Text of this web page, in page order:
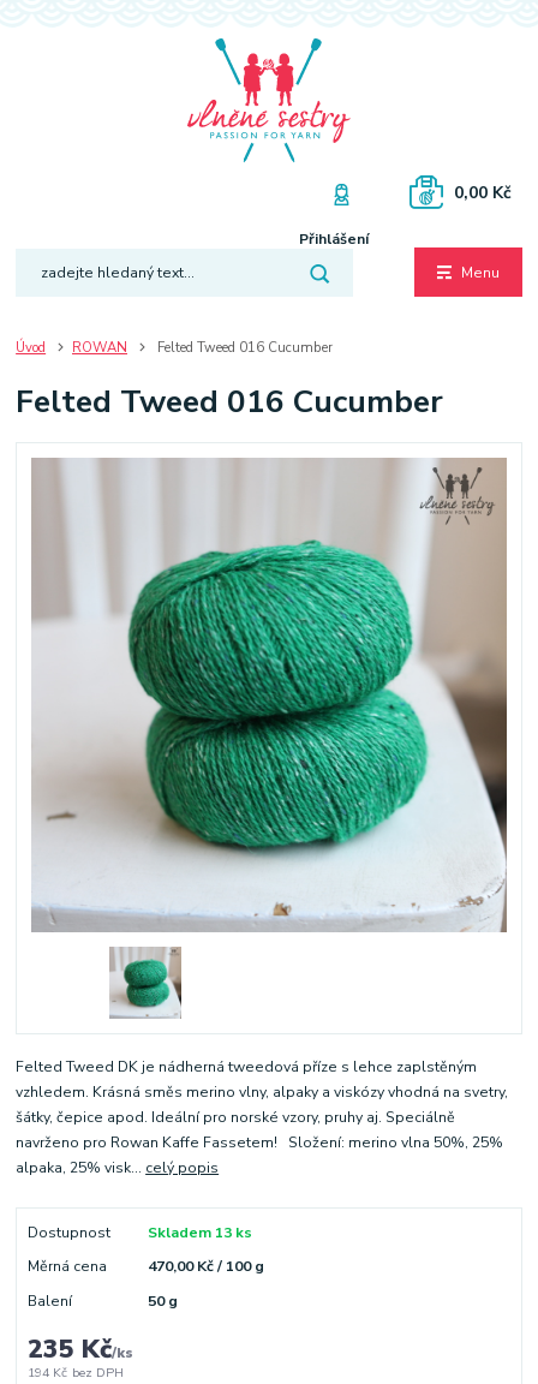
Menu
Přihlášení
0,00 Kč
Úvod ROWAN Felted Tweed 016 Cucumber
Felted Tweed 016 Cucumber
Felted Tweed DK je nádherná tweedová příze s lehce zaplstěným
vzhledem. Krásná směs merino vlny, alpaky a viskózy vhodná na svetry,
šátky, čepice apod. Ideální pro norské vzory, pruhy aj. Speciálně
navrženo pro Rowan Kaffe Fassetem! Složení: merino vlna 50%, 25%
alpaka, 25% visk... celý popis
Dostupnost
Skladem 13 ks
Měrná cena
470,00 Kč / 100 g
Balení
50 g
235 Kč/ks
194 Kč bez DPH